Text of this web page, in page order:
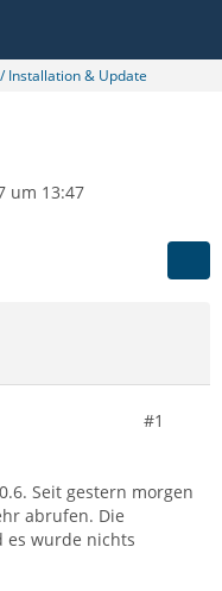
Installation & Update
um 13:47
#1
Seit gestern morgen
abrufen. Die
es wurde nichts